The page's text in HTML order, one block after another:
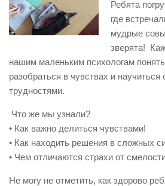
Ребята
где
мудрые
зверята!
нашим маленьким психологам
разобраться в чувствах и научиться
трудностями.
Что же мы узнали?
• Как важно делиться чувствами!
• Как находить решения в сложных
• Чем отличаются страхи от
Не могу не отметить, как здорово